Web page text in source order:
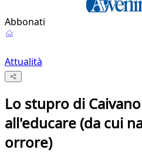
Abbonati
Attualità
Lo stupro di
all'educare (da cui
orrore)